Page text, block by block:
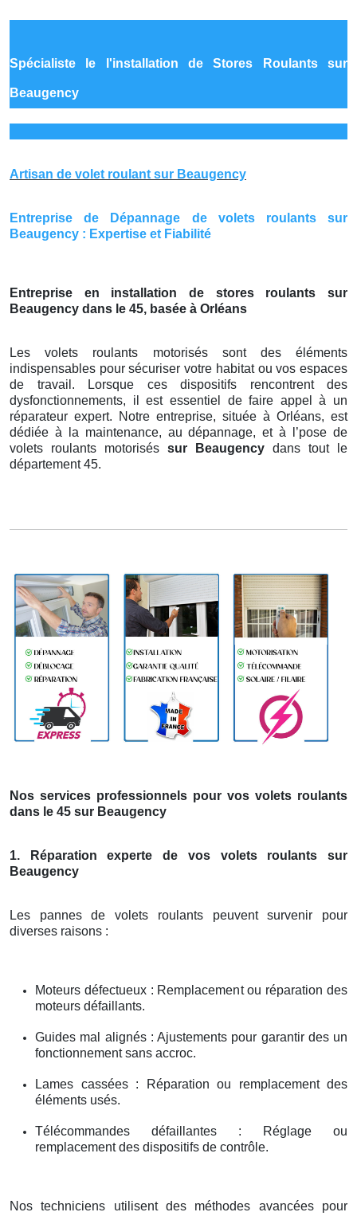
Spécialiste le l'installation de Stores Roulants sur
Beaugency
Artisan de volet roulant sur Beaugency
Entreprise de Dépannage de volets roulants sur
Beaugency : Expertise et Fiabilité
Entreprise en installation de stores roulants sur
Beaugency dans le 45, basée à Orléans
Les volets roulants motorisés sont des éléments
indispensables pour sécuriser votre habitat ou vos espaces
de travail. Lorsque ces dispositifs rencontrent des
dysfonctionnements, il est essentiel de faire appel à un
réparateur expert. Notre entreprise, située à Orléans, est
dédiée à la maintenance, au dépannage, et à l’pose de
volets roulants motorisés sur Beaugency dans tout le
département 45.
Nos services professionnels pour vos volets roulants
dans le 45 sur Beaugency
1. Réparation experte de vos volets roulants sur
Beaugency
Les pannes de volets roulants peuvent survenir pour
diverses raisons :
Moteurs défectueux : Remplacement ou réparation des
moteurs défaillants.
Guides mal alignés : Ajustements pour garantir des un
fonctionnement sans accroc.
Lames cassées : Réparation ou remplacement des
éléments usés.
Télécommandes défaillantes : Réglage ou
remplacement des dispositifs de contrôle.
Nos techniciens utilisent des méthodes avancées pour